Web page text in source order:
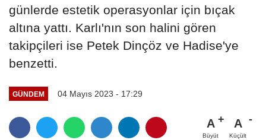
günlerde estetik operasyonlar için bıçak
altına yattı. Karlı'nın son halini gören
takipçileri ise Petek Dinçöz ve Hadise'ye
benzetti.
GÜNDEM 04 Mayıs 2023 - 17:29
A
Büyüt
A
Küçült